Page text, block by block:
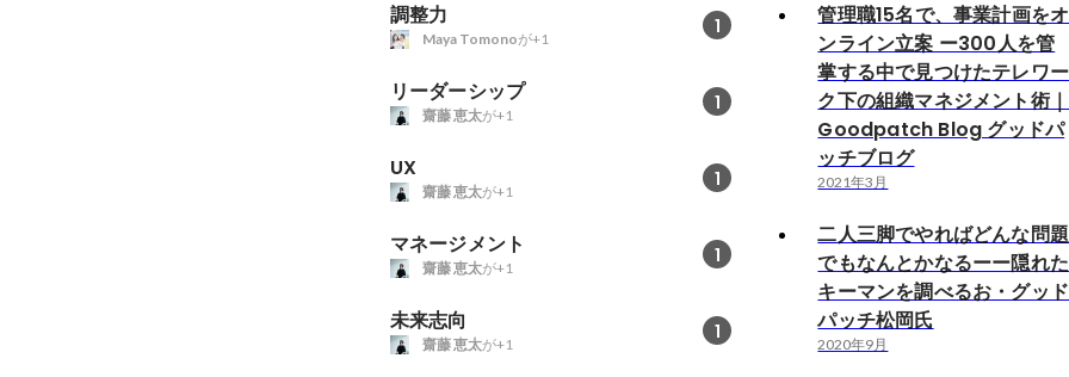
調整力 1
Maya Tomonoが+1
リーダーシップ 1
齋藤 恵太が+1
UX 1
齋藤 恵太が+1
マネージメント 1
齋藤 恵太が+1
未来志向 1
齋藤 恵太が+1
管理職15名で、事業計画をオ
ンライン立案 ー300人を管
掌する中で見つけたテレワー
ク下の組織マネジメント術｜
Goodpatch Blog グッドパ
ッチブログ
2021年3月
二人三脚でやればどんな問題
でもなんとかなるーー隠れた
キーマンを調べるお・グッド
パッチ松岡氏
2020年9月